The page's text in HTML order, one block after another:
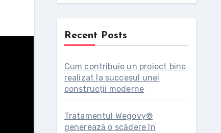
Recent Posts
Cum contribuie un proiect bine
realizat la succesul unei
construcții moderne
Tratamentul Wegovy®
generează o scădere în